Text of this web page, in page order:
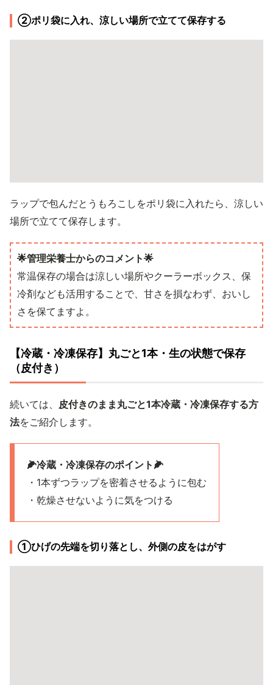
②ポリ袋に入れ、涼しい場所で立てて保存する
ラップで包んだとうもろこしをポリ袋に入れたら、涼しい
場所で立てて保存します。
🌟管理栄養士からのコメント🌟
常温保存の場合は涼しい場所やクーラーボックス、保
冷剤なども活用することで、甘さを損なわず、おいし
さを保てますよ。
【冷蔵・冷凍保存】丸ごと1本・生の状態で保存
（皮付き）
続いては、 皮付きのまま丸ごと1本冷蔵・冷凍保存する方
法をご紹介します。
🌽冷蔵・冷凍保存のポイント🌽
・1本ずつラップを密着させるように包む
・乾燥させないように気をつける
①ひげの先端を切り落とし、外側の皮をはがす